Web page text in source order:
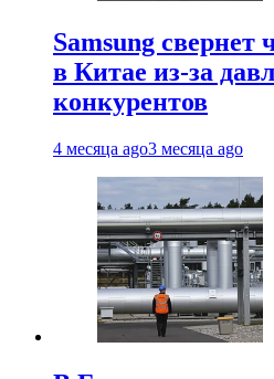
Samsung свернет
в Китае из-за
конкурентов
4 месяца ago3 месяца ago